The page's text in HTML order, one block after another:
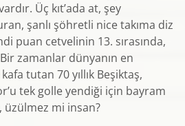
Üç kıt’ada at, şey
şanlı şöhretli nice takıma diz
puan cetvelinin 13. sırasında,
zamanlar dünyanın en
tutan 70 yıllık Beşiktaş,
tek golle yendiği için bayram
mi insan?